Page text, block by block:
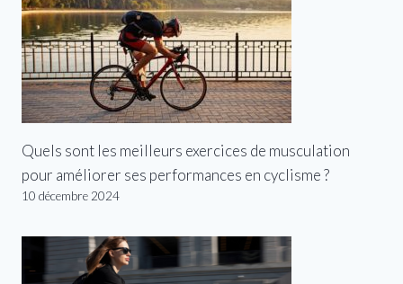
Quels sont les meilleurs exercices de musculation
pour améliorer ses performances en cyclisme ?
10 décembre 2024